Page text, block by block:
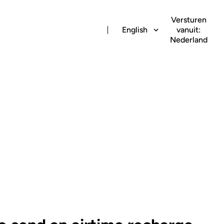
English
Versturen
vanuit:
Nederland